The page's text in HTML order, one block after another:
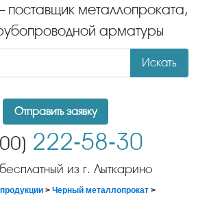
поставщик металлопроката,
арматуры
Искать
Отправить заявку
222-58-30
из г. Лыткарино
> Черный металлопрокат >